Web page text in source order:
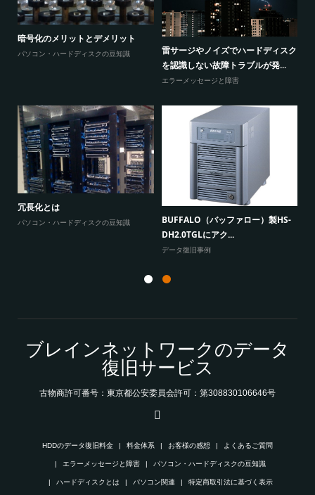
スク
ウィンドウズのロゴで停止と再起動
とループを繰り返してしまうと...
染していますと表...
Windows10だけが、共有フォルダ
にアクセスできない原因...
よくあるご質問
ノートパソコン「発火事故」の原因
とデータ復旧
エラーメッセージと障害
ブレインネットワークのデータ
復旧サービス
古物商許可番号：東京都公安委員会許可：第308830106646号
HDDのデータ復旧料金 料金体系 お客様の感想 よくあるご質問
エラーメッセージと障害 パソコン・ハードディスクの豆知識
ハードディスクとは パソコン関連 特定商取引法に基づく表示